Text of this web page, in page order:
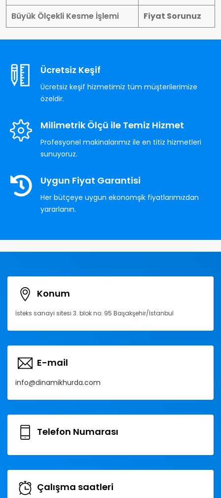
Büyük Ölçekli Kesme İşlemi
Fiyat Sorunuz
Ücretsiz Keşif
Ücretsiz keşif hizmetimiz tüm müşterilerimize
özeldir.
Milimetrik Ölçü ile Temiz Hizmet
Profesyonel makinalarımız ile en titiz hizmetleri
sunuyoruz.
Uygun Fiyat Garantisi
Her bütçeye uygun ekonomşik fiyatlarımızdan
yararlanın.
Konum
İsteks sanayi sitesi 3. blok no: 95 Başakşehir/İstanbul
E-mail
info@dinamikhurda.com
Telefon Numarası
Çalışma saatleri